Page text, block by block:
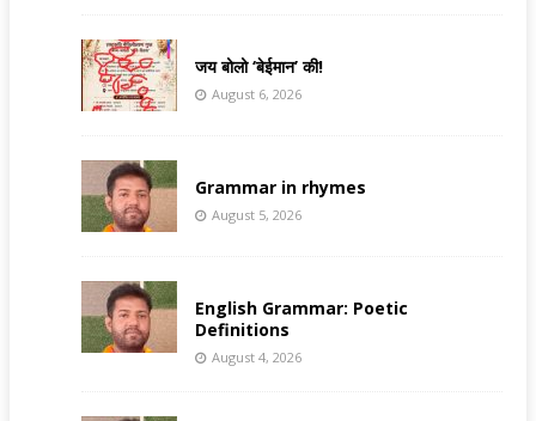
जय बोलो ‘बेईमान’ की!
August 6, 2026
Grammar in rhymes
August 5, 2026
English Grammar: Poetic
Definitions
August 4, 2026